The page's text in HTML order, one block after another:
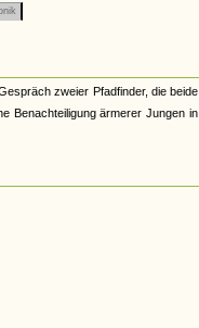
zweier Pfadfinder, die beide
Benachteiligung ärmerer Jungen in